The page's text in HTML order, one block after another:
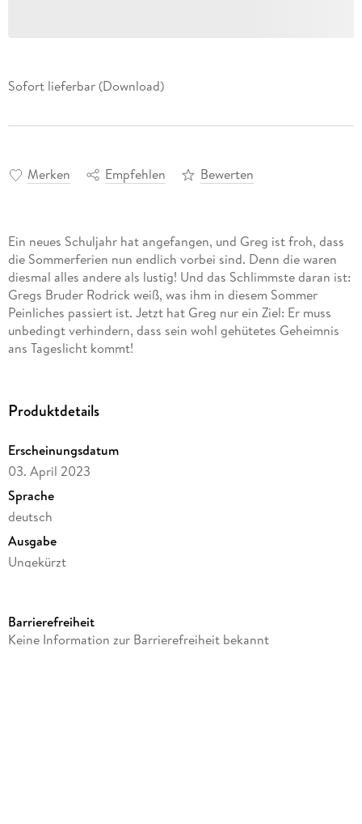
Sofort lieferbar (Download)
Merken Empfehlen Bewerten
Ein neues Schuljahr hat angefangen, und Greg ist froh, dass
die Sommerferien nun endlich vorbei sind. Denn die waren
diesmal alles andere als lustig! Und das Schlimmste daran ist:
Gregs Bruder Rodrick weiß, was ihm in diesem Sommer
Peinliches passiert ist. Jetzt hat Greg nur ein Ziel: Er muss
unbedingt verhindern, dass sein wohl gehütetes Geheimnis
ans Tageslicht kommt!
Produktdetails
Erscheinungsdatum
03. April 2023
Sprache
deutsch
Ausgabe
Ungekürzt
Laufzeit
Barrierefreiheit
Keine Information zur Barrierefreiheit bekannt